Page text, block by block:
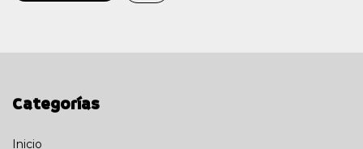
Categorías
Inicio